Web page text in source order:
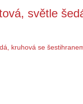
světle